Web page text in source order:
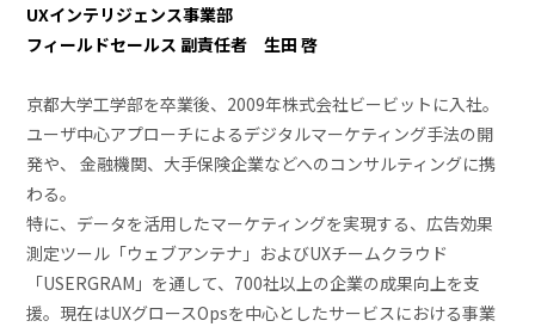
UXインテリジェンス事業部
フィールドセールス 副責任者 生田 啓
京都大学工学部を卒業後、2009年株式会社ビービットに入社。
ユーザ中心アプローチによるデジタルマーケティング手法の開
発や、 金融機関、大手保険企業などへのコンサルティングに携
わる。
特に、データを活用したマーケティングを実現する、広告効果
測定ツール「ウェブアンテナ」およびUXチームクラウド
「USERGRAM」を通して、700社以上の企業の成果向上を支
援。現在はUXグロースOpsを中心としたサービスにおける事業